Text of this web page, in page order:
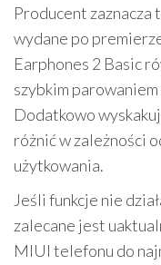
Producent
wydane po
Earphones 2 Basic
szybkim
Dodatkowo
różnić w zależności
użytkowania.
Jeśli funkcje nie
zalecane jest
MIUI telefonu do